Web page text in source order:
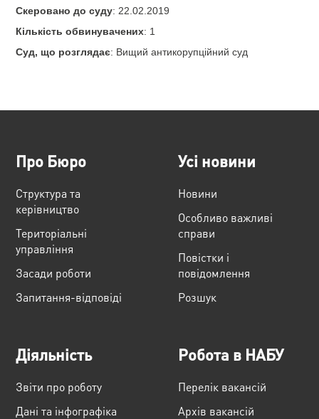
Скеровано до суду: 22.02.2019
Кількість обвинувачених: 1
Суд, що розглядає: Вищий антикорупційний суд
Про Бюро
Структура та
керівництво
Територіальні
управління
Засади роботи
Запитання-відповіді
Усі новини
Новини
Особливо важливі
справи
Повістки і
повідомлення
Розшук
Діяльність
Звіти про роботу
Дані та інфографіка
Робота в НАБУ
Перелік вакансій
Архів вакансій